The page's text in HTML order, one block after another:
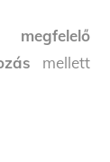
megfelelő
mellett